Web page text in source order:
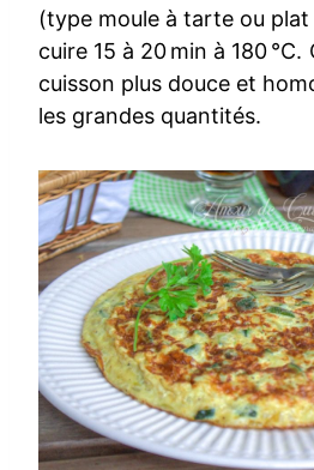
(type moule à tarte ou
cuire 15 à 20 min à 180
cuisson plus douce et
les grandes quantités.